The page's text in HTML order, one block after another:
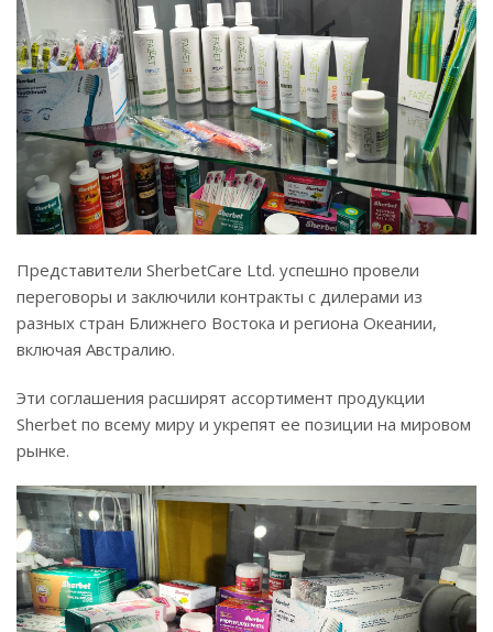
Представители SherbetCare Ltd. успешно провели
переговоры и заключили контракты с дилерами из
разных стран Ближнего Востока и региона Океании,
включая Австралию.
Эти соглашения расширят ассортимент продукции
Sherbet по всему миру и укрепят ее позиции на мировом
рынке.